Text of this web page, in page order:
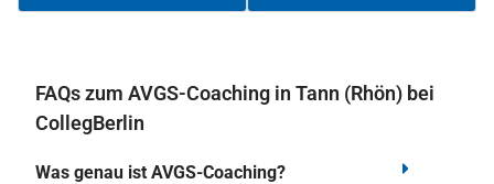
FAQs zum AVGS-Coaching in Tann (Rhön) bei
CollegBerlin
Was genau ist AVGS-Coaching?